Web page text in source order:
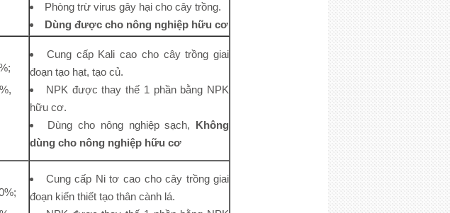
Phòng trừ virus gây hại cho cây trồng.
Dùng được cho nông nghiệp hữu cơ
Cung cấp Kali cao cho cây trồng giai
đoạn tạo hạt, tạo củ.
NPK được thay thế 1 phần bằng NPK
hữu cơ.
Dùng cho nông nghiệp sạch, Không
dùng cho nông nghiệp hữu cơ
Cung cấp Ni tơ cao cho cây trồng giai
đoạn kiến thiết tạo thân cành lá.